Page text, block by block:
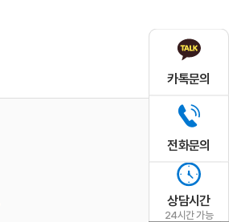
카톡문의
전화문의
상담시간
24시간 가능